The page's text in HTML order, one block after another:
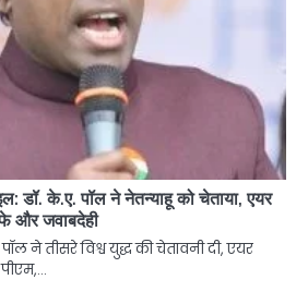
डॉ. के.ए. पॉल ने नेतन्याहू को चेताया, एयर
और जवाबदेही
ने तीसरे विश्व युद्ध की चेतावनी दी, एयर
पीएम,…